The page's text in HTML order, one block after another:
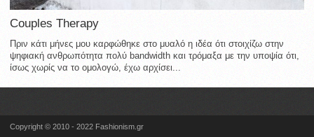
Couples Therapy
Πριν κάτι μήνες μου καρφώθηκε στο μυαλό η ιδέα ότι στοιχίζω στην
ψηφιακή ανθρωπότητα πολύ bandwidth και τρόμαξα με την υποψία ότι,
ίσως χωρίς να το ομολογώ, έχω αρχίσει...
Copyright © 2010 - 2022 Fashionism.gr